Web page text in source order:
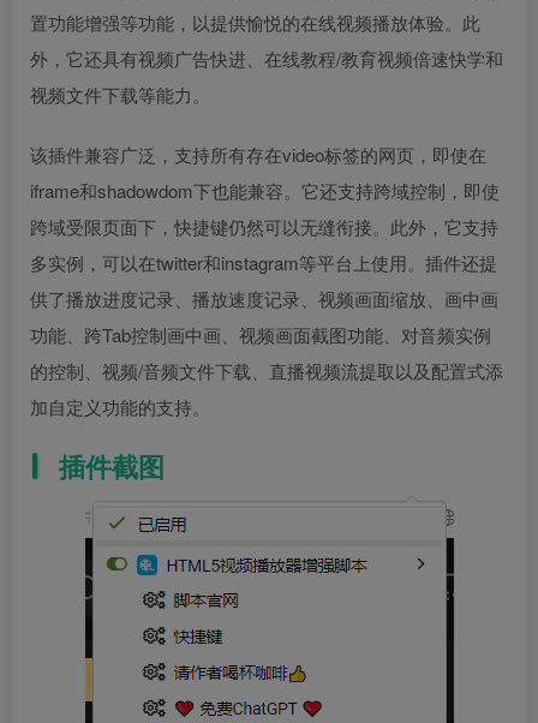
置功能增强等功能，以提供愉悦的在线视频播放体验。此
外，它还具有视频广告快进、在线教程/教育视频倍速快学和
视频文件下载等能力。
该插件兼容广泛，支持所有存在video标签的网页，即使在
iframe和shadowdom下也能兼容。它还支持跨域控制，即使
跨域受限页面下，快捷键仍然可以无缝衔接。此外，它支持
多实例，可以在twitter和instagram等平台上使用。插件还提
供了播放进度记录、播放速度记录、视频画面缩放、画中画
功能、跨Tab控制画中画、视频画面截图功能、对音频实例
的控制、视频/音频文件下载、直播视频流提取以及配置式添
加自定义功能的支持。
插件截图